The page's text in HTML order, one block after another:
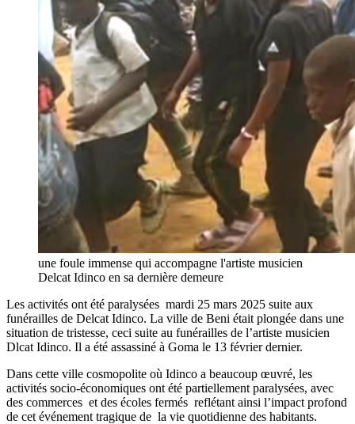
une foule immense qui accompagne l'artiste musicien
Delcat Idinco en sa dernière demeure
Les activités ont été paralysées mardi 25 mars 2025 suite aux
funérailles de Delcat Idinco. La ville de Beni était plongée dans une
situation de tristesse, ceci suite au funérailles de l’artiste musicien
Dlcat Idinco. Il a été assassiné à Goma le 13 février dernier.
Dans cette ville cosmopolite où Idinco a beaucoup œuvré, les
activités socio-économiques ont été partiellement paralysées, avec
des commerces et des écoles fermés reflétant ainsi l’impact profond
de cet événement tragique de la vie quotidienne des habitants.